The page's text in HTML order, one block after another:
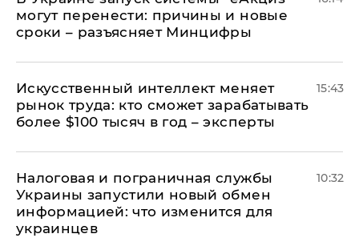
могут перенести: причины и новые
сроки – разъясняет Минцифры
Искусственный интеллект меняет
рынок труда: кто сможет зарабатывать
более $100 тысяч в год – эксперты
15:43
Налоговая и пограничная службы
Украины запустили новый обмен
информацией: что изменится для
украинцев
10:32